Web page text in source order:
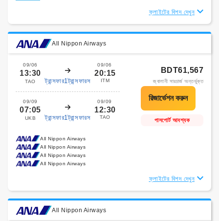
ফ্লাইটের বিশদ দেখুন
All Nippon Airways
09/06
13:30
TAO ট্রান্সফার1ট্রান্সফারস
09/06
20:15
ITM
09/09
07:05
UKB ট্রান্সফার1ট্রান্সফারস
09/09
12:30
TAO
BDT61,567
জ্বালানী সারচার্জ অন্তর্ভুক্ত
পাসপোর্ট আবশ্যক
All Nippon Airways
All Nippon Airways
All Nippon Airways
All Nippon Airways
ফ্লাইটের বিশদ দেখুন
All Nippon Airways